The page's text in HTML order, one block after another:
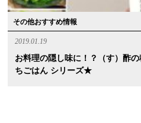
その他おすすめ情報
2019.01.19
お料理の隠し味に！？（す）酢
ちごはん シリーズ★